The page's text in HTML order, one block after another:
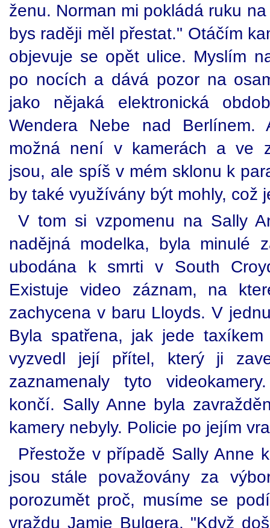
ženu. Norman mi pokládá ruku
bys raději měl přestat." Otáčím
objevuje se opět ulice. Myslím
po nocích a dává pozor na
jako nějaká elektronická
Wendera Nebe nad Berlínem.
možná není v kamerách a ve
jsou, ale spíš v mém sklonu k
by také využívány být mohly, což
V tom si vzpomenu na Sally
nadějná modelka, byla minulé
ubodána k smrti v South
Existuje video záznam, na
zachycena v baru Lloyds. V
Byla spatřena, jak jede
vyzvedl její přítel, který ji
zaznamenaly tyto
končí. Sally Anne byla
kamery nebyly. Policie po jejím
Přestože v případě Sally Anne
jsou stále považovány za
porozumět proč, musíme se
vraždu Jamie Bulgera. "Když